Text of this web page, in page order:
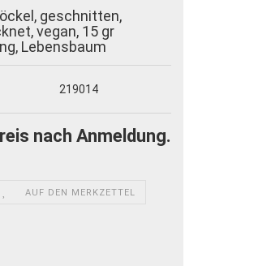
geschnitten,
vegan, 15 gr
Lebensbaum
219014
nach Anmeldung.
AUF DEN MERKZETTEL